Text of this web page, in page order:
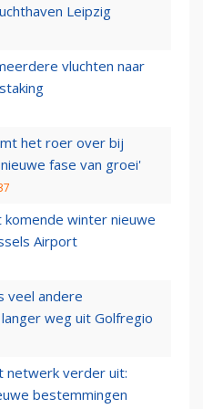
Leipzig
vluchten naar
het roer over bij
fase van groei'
komende winter nieuwe
Airport
veel andere
weg uit Golfregio
netwerk verder uit:
bestemmingen